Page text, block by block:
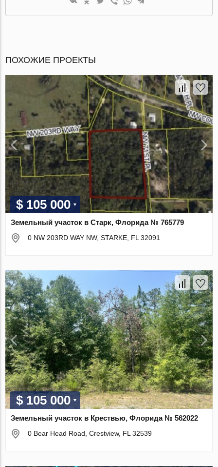
ПОХОЖИЕ ПРОЕКТЫ
$ 105 000
Земельный участок в Старк, Флорида № 765779
0 NW 203RD WAY NW, STARKE, FL 32091
$ 105 000
Земельный участок в Крествью, Флорида № 562022
0 Bear Head Road, Crestview, FL 32539